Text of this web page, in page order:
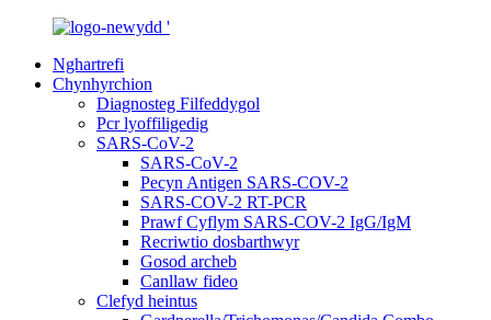
Nghartrefi
Chynhyrchion
Diagnosteg Filfeddygol
Pcr lyoffiligedig
SARS-CoV-2
SARS-CoV-2
Pecyn Antigen SARS-COV-2
SARS-COV-2 RT-PCR
Prawf Cyflym SARS-COV-2 IgG/IgM
Recriwtio dosbarthwyr
Gosod archeb
Canllaw fideo
Clefyd heintus